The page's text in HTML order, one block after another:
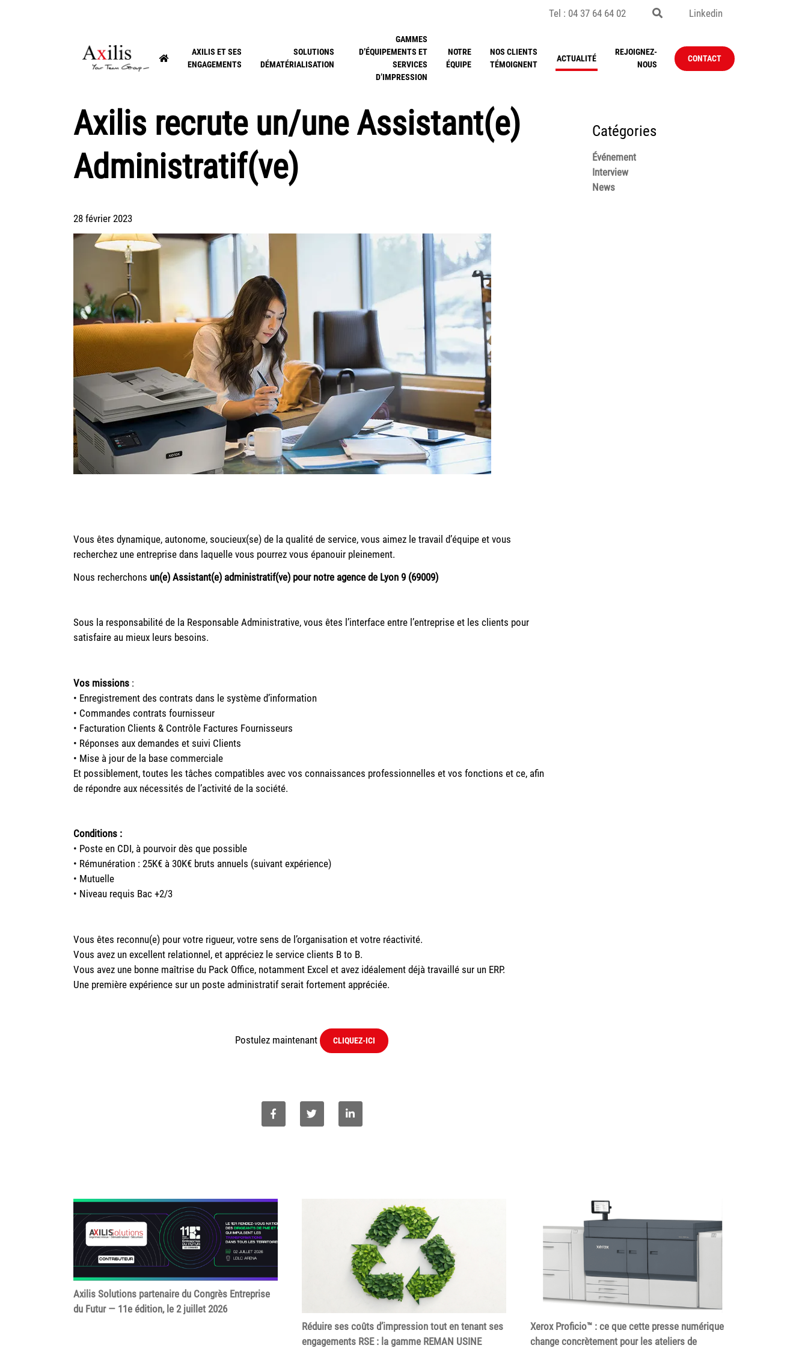
Tel : 04 37 64 64 02 Linkedin
AXILIS ET SES
ENGAGEMENTS
SOLUTIONS
DÉMATÉRIALISATION
GAMMES
D’ÉQUIPEMENTS ET
SERVICES
D’IMPRESSION
NOTRE
ÉQUIPE
NOS CLIENTS
TÉMOIGNENT
ACTUALITÉ
REJOIGNEZ-
NOUS
CONTACT
Axilis recrute un/une Assistant(e)
Administratif(ve)
28 février 2023
Vous êtes dynamique, autonome, soucieux(se) de la qualité de service, vous aimez le travail d’équipe et vous
recherchez une entreprise dans laquelle vous pourrez vous épanouir pleinement.
Nous recherchons un(e) Assistant(e) administratif(ve) pour notre agence de Lyon 9 (69009)
Sous la responsabilité de la Responsable Administrative, vous êtes l’interface entre l’entreprise et les clients pour
satisfaire au mieux leurs besoins.
Vos missions :
• Enregistrement des contrats dans le système d’information
• Commandes contrats fournisseur
• Facturation Clients & Contrôle Factures Fournisseurs
• Réponses aux demandes et suivi Clients
• Mise à jour de la base commerciale
Et possiblement, toutes les tâches compatibles avec vos connaissances professionnelles et vos fonctions et ce, afin
de répondre aux nécessités de l’activité de la société.
Conditions :
• Poste en CDI, à pourvoir dès que possible
• Rémunération : 25K€ à 30K€ bruts annuels (suivant expérience)
• Mutuelle
• Niveau requis Bac +2/3
Vous êtes reconnu(e) pour votre rigueur, votre sens de l’organisation et votre réactivité.
Vous avez un excellent relationnel, et appréciez le service clients B to B.
Vous avez une bonne maîtrise du Pack Office, notamment Excel et avez idéalement déjà travaillé sur un ERP.
Une première expérience sur un poste administratif serait fortement appréciée.
Postulez maintenant CLIQUEZ-ICI
Catégories
Événement
Interview
News
Axilis Solutions partenaire du Congrès Entreprise
du Futur — 11e édition, le 2 juillet 2026
Réduire ses coûts d’impression tout en tenant ses
engagements RSE : la gamme REMAN USINE
Xerox Proficio™ : ce que cette presse numérique
change concrètement pour les ateliers de